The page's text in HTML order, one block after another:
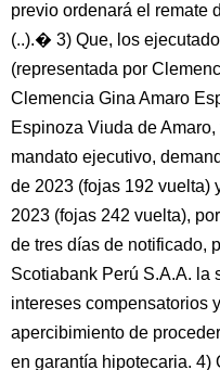
previo ordenará el remate
(..).� 3) Que, los
(representada por
Clemencia Gina Amaro
Espinoza Viuda de
mandato ejecutivo,
de 2023 (fojas 192 vuelta)
2023 (fojas 242 vuelta),
de tres días de notificado,
Scotiabank Perú S.A.A. la
intereses compensatorios
apercibimiento de
en garantía hipotecaria. 4)